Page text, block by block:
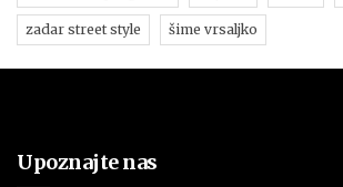
zadar street style šime vrsaljko
Upoznajte nas